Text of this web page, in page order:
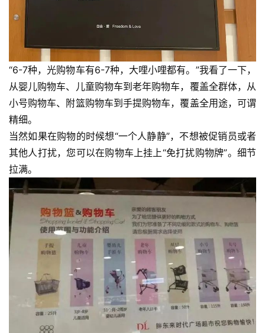
“6-7种，光购物车有6-7种，大哩小哩都有。”我看了一下，
从婴儿购物车、儿童购物车到老年购物车，覆盖全群体，从
小号购物车、附篮购物车到手提购物车，覆盖全用途，可谓
精细。
当然如果在购物的时候想“一个人静静”，不想被促销员或者
其他人打扰，您可以在购物车上挂上“免打扰购物牌”。细节
拉满。